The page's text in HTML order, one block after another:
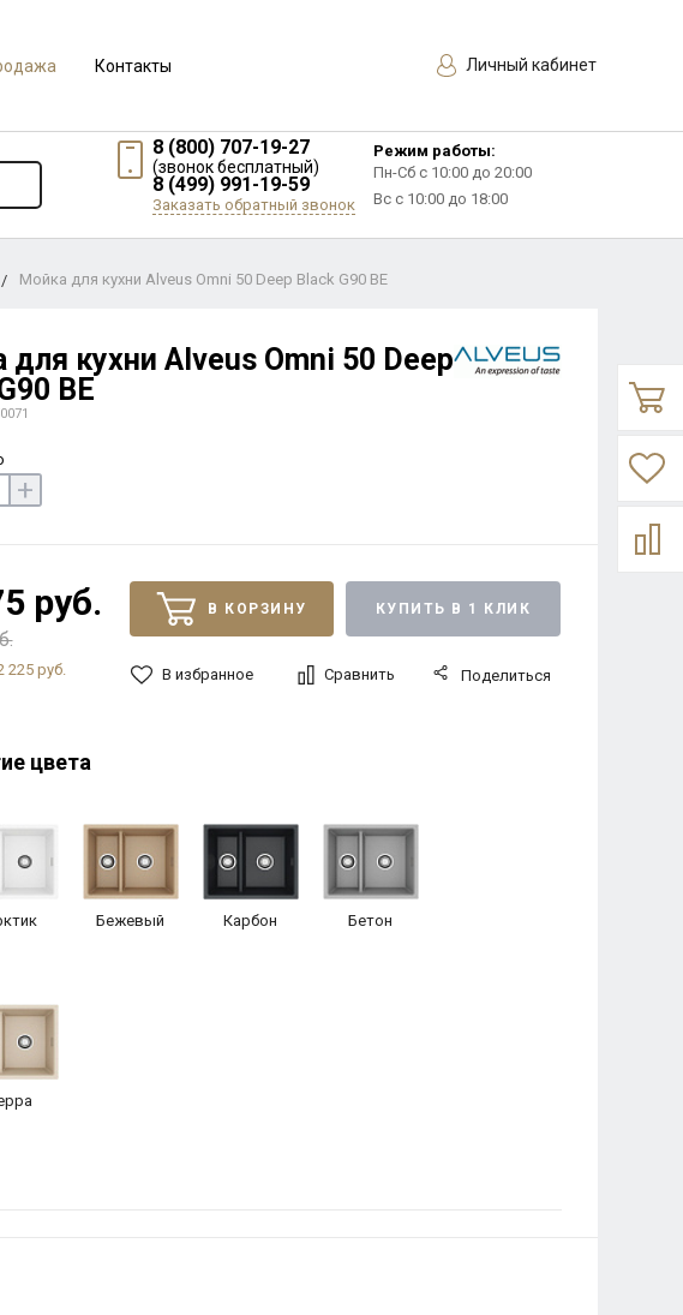
Контакты Личный кабинет
8 (800) 707-19-27
(звонок бесплатный)
8 (499) 991-19-59
Заказать обратный звонок
Режим работы:
Пн-Сб с 10:00 до 20:00
Вс с 10:00 до 18:00
Мойка для кухни Alveus Omni 50 Deep Black G90 BE
для кухни Alveus Omni 50 Deep
BE
+
руб.
225 руб.
В КОРЗИНУ КУПИТЬ В 1 КЛИК
В избранное Сравнить Поделиться
цвета
Бежевый Карбон Бетон